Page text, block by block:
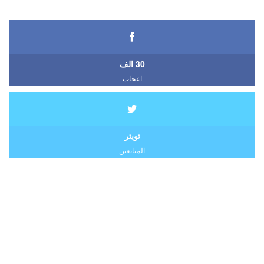
30 الف
اعجاب
تويتر
المتابعين